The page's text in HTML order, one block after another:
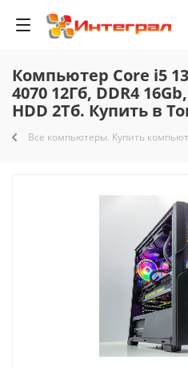
Компьютер Core i5
4070 12Гб, DDR4
HDD 2Тб. Купить в
Все компьютеры. Купить